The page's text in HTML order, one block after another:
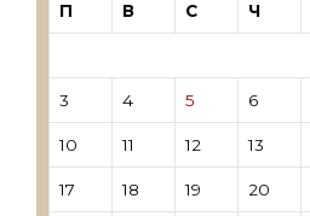
П В С Ч
3 4 5 6
10 11 12 13
17 18 19 20